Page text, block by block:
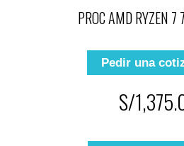
PROC AMD RYZEN
Pedir una
S/